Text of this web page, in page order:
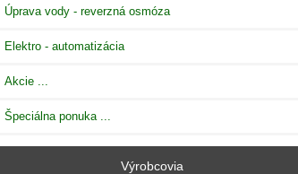
Úprava vody - reverzná osmóza
Elektro - automatizácia
Akcie ...
Špeciálna ponuka ...
Výrobcovia